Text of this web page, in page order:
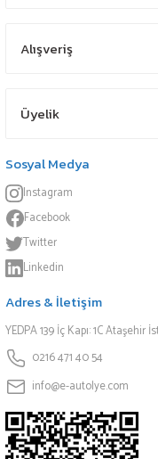
Alışveriş
Üyelik
Sosyal Medya
Instagram
Facebook
Twitter
Linkedin
Adres & İletişim
YEDPA 139 İç Kapı: 1C Ataşehir
0216 471 40 54
info@e-autolye.com